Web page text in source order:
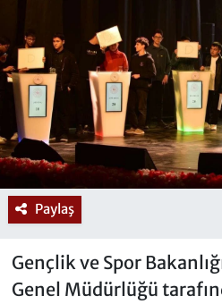
Paylaş
Gençlik ve Spor
Genel Müdürlüğü